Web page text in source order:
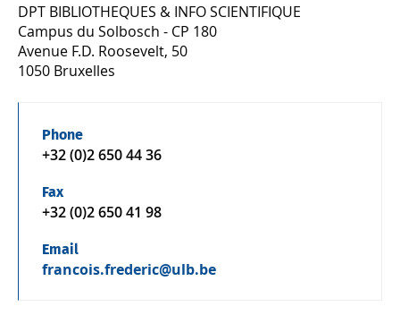
DPT BIBLIOTHEQUES & INFO SCIENTIFIQUE
Campus du Solbosch - CP 180
Avenue F.D. Roosevelt, 50
1050 Bruxelles
Phone
+32 (0)2 650 44 36
Fax
+32 (0)2 650 41 98
Email
francois.frederic@ulb.be